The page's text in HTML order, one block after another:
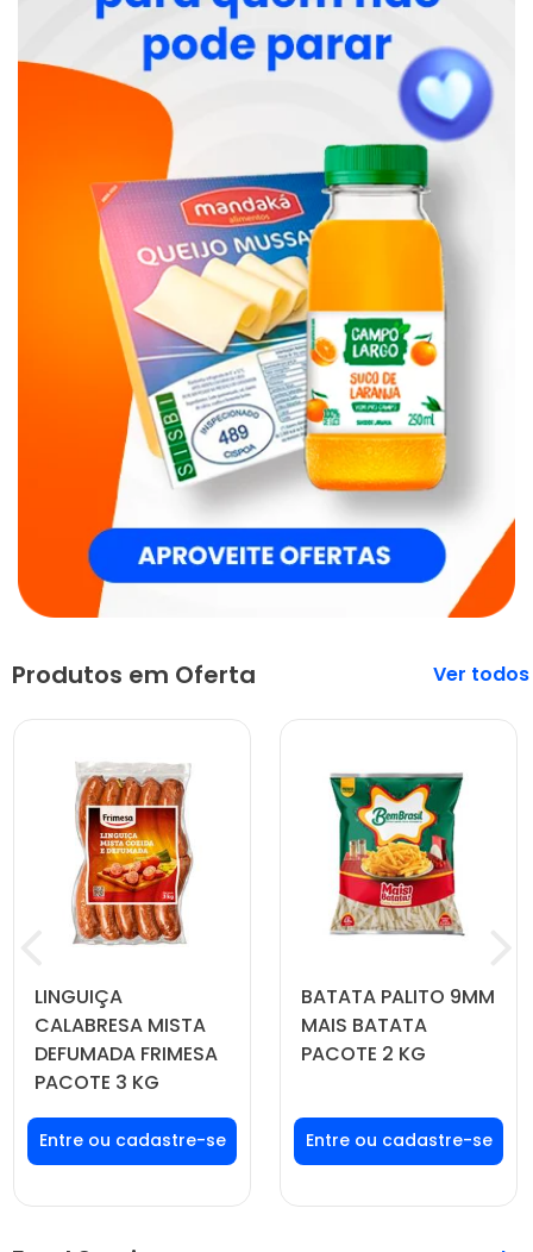
Produtos em Oferta
LINGUIÇA
CALABRESA MISTA
DEFUMADA FRIMESA
PACOTE 3 KG
Faça seu login ou
cadastre-se para
ver preços e
BATATA PALITO 9MM
MAIS BATATA
PACOTE 2 KG
Faça seu login ou
cadastre-se para
ver preços e